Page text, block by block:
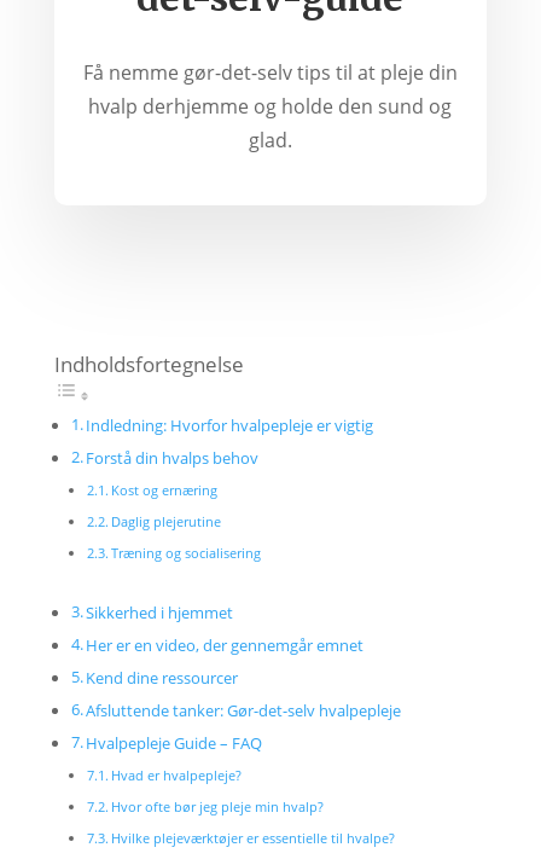
Få nemme gør-det-selv tips til at pleje din
hvalp derhjemme og holde den sund og
glad.
Indholdsfortegnelse
Indledning: Hvorfor hvalpepleje er vigtig
Forstå din hvalps behov
Kost og ernæring
Daglig plejerutine
Træning og socialisering
Sikkerhed i hjemmet
Her er en video, der gennemgår emnet
Kend dine ressourcer
Afsluttende tanker: Gør-det-selv hvalpepleje
Hvalpepleje Guide – FAQ
Hvad er hvalpepleje?
Hvor ofte bør jeg pleje min hvalp?
Hvilke plejeværktøjer er essentielle til hvalpe?